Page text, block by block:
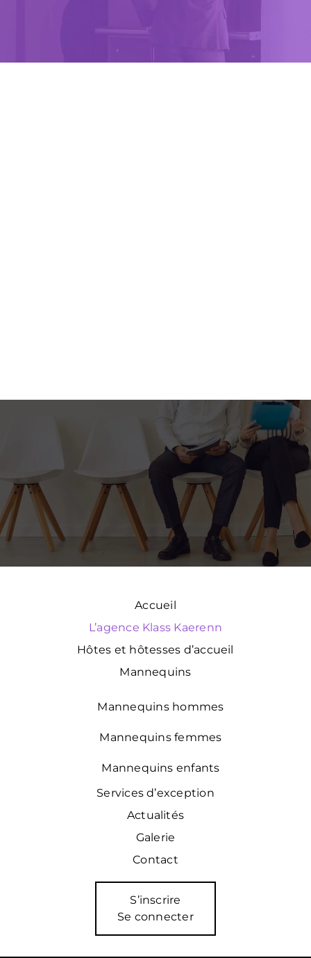
Accueil
L’agence Klass Kaerenn
Hôtes et hôtesses d’accueil
Mannequins
Mannequins hommes
Mannequins femmes
Mannequins enfants
Services d’exception
Actualités
Galerie
Contact
S’inscrire
Se connecter